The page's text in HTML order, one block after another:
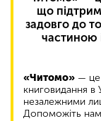
що
задовго до
частиною
«Читомо» — це
книговидання в
незалежними
Допоможіть